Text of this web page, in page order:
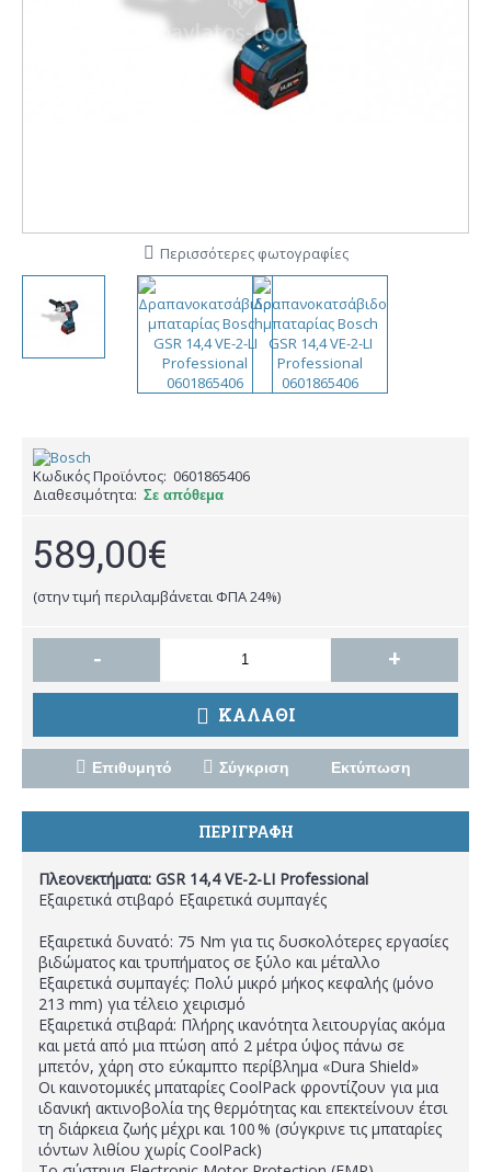
Περισσότερες φωτογραφίες
Κωδικός Προϊόντος: 0601865406
Διαθεσιμότητα: Σε απόθεμα
589,00€
(στην τιμή περιλαμβάνεται ΦΠΑ 24%)
- +
ΚΑΛΑΘΙ
Επιθυμητό Σύγκριση Εκτύπωση
ΠΕΡΙΓΡΑΦΗ
Πλεονεκτήματα: GSR 14,4 VE-2-LI Professional
Εξαιρετικά στιβαρό Εξαιρετικά συμπαγές
Εξαιρετικά δυνατό: 75 Nm για τις δυσκολότερες εργασίες
βιδώματος και τρυπήματος σε ξύλο και μέταλλο
Εξαιρετικά συμπαγές: Πολύ μικρό μήκος κεφαλής (μόνο
213 mm) για τέλειο χειρισμό
Εξαιρετικά στιβαρά: Πλήρης ικανότητα λειτουργίας ακόμα
και μετά από μια πτώση από 2 μέτρα ύψος πάνω σε
μπετόν, χάρη στο εύκαμπτο περίβλημα «Dura Shield»
Οι καινοτομικές μπαταρίες CoolPack φροντίζουν για μια
ιδανική ακτινοβολία της θερμότητας και επεκτείνουν έτσι
τη διάρκεια ζωής μέχρι και 100 % (σύγκρινε τις μπαταρίες
ιόντων λιθίου χωρίς CoolPack)